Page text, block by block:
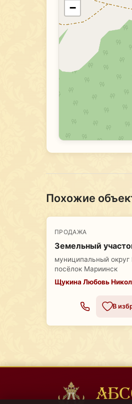
−
Похожие
ПРОДАЖА
Земельный
муниципальный
посёлок Мариинск
Щукина Любовь
В